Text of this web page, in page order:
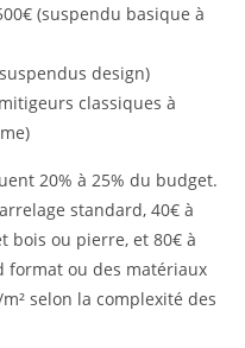
(suspendu basique à
design)
classiques à
20% à 25% du budget.
standard, 40€ à
bois ou pierre, et 80€ à
format ou des matériaux
selon la complexité des